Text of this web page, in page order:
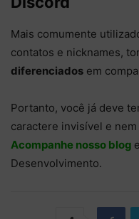
Mais comumente
contatos e nicknames,
diferenciados em
Portanto, você já deve
caractere invisível e
Acompanhe nosso blog
Desenvolvimento.